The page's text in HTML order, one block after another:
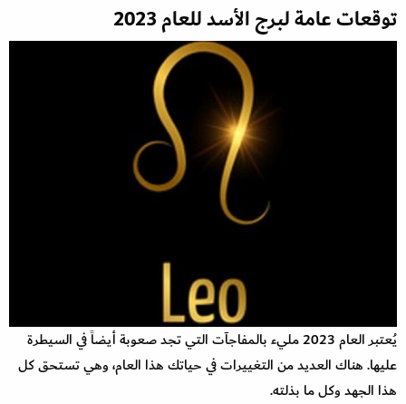
توقعات عامة لبرج الأسد للعام 2023
يُعتبر العام 2023 مليء بالمفاجآت التي تجد صعوبة أيضاً في السيطرة
عليها. هناك العديد من التغييرات في حياتك هذا العام، وهي تستحق كل
هذا الجهد وكل ما بذلته.